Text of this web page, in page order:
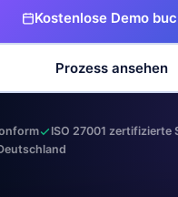
Kostenlose Demo
Prozess ansehen
ISO 27001 zertifizierte